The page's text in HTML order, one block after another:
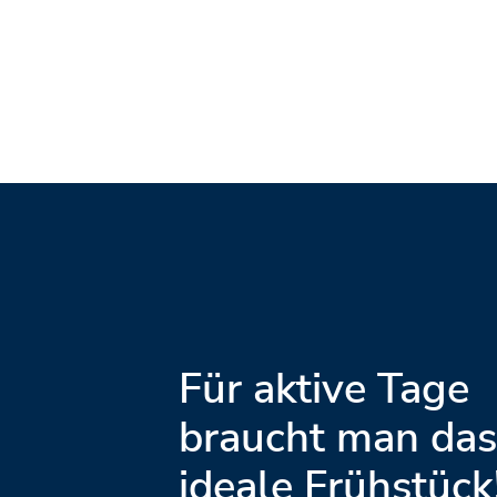
Für aktive Tage
braucht man das